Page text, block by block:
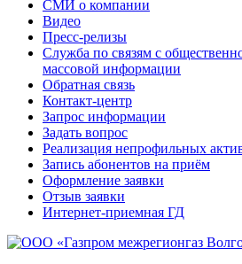
СМИ о компании
Видео
Пресс-релизы
Служба по связям с
массовой информации
Обратная связь
Контакт-центр
Запрос информации
Задать вопрос
Реализация непрофильных
Запись абонентов на приём
Оформление заявки
Отзыв заявки
Интернет-приемная ГД